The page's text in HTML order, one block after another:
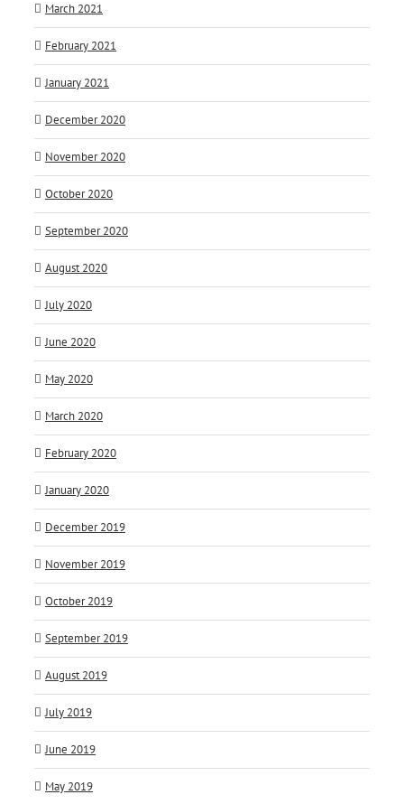
March 2021
February 2021
January 2021
December 2020
November 2020
October 2020
September 2020
August 2020
July 2020
June 2020
May 2020
March 2020
February 2020
January 2020
December 2019
November 2019
October 2019
September 2019
August 2019
July 2019
June 2019
May 2019